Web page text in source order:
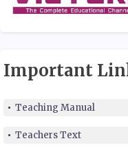
Important
Teaching Manual
Teachers Text